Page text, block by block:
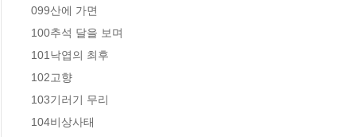
099산에 가면
100추석 달을 보며
101낙엽의 최후
102고향
103기러기 무리
104비상사태